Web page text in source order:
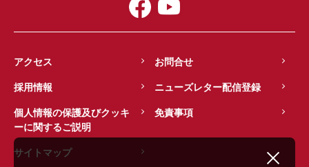
アクセス
お問合せ
採用情報
ニューズレター配信登録
個人情報の保護及びクッキ
ーに関するご説明
免責事項
サイトマップ